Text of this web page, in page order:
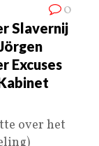
0
Slavernij
Excuses
over het